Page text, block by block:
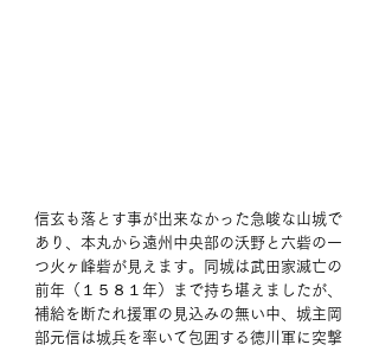
信玄も落とす事が出来なかった急峻な山城で
あり、本丸から遠州中央部の沃野と六砦の一
つ火ヶ峰砦が見えます。同城は武田家滅亡の
前年（１５８１年）まで持ち堪えましたが、
補給を断たれ援軍の見込みの無い中、城主岡
部元信は城兵を率いて包囲する徳川軍に突撃